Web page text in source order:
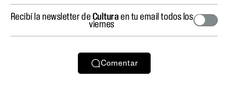
Recibí la newsletter deCulturaen tu email todos los
viernes
Comentar